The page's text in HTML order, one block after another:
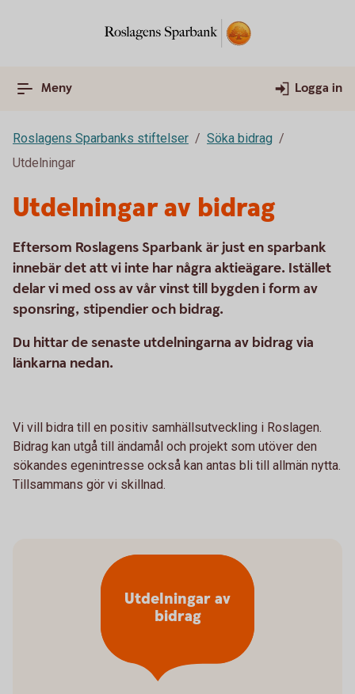
Meny Logga in
Roslagens Sparbanks stiftelser
Söka bidrag
Utdelningar
Utdelningar av bidrag
Eftersom Roslagens Sparbank är just en sparbank
innebär det att vi inte har några aktieägare. Istället
delar vi med oss av vår vinst till bygden i form av
sponsring, stipendier och bidrag.
Du hittar de senaste utdelningarna av bidrag via
länkarna nedan.
Vi vill bidra till en positiv samhällsutveckling i Roslagen.
Bidrag kan utgå till ändamål och projekt som utöver den
sökandes egenintresse också kan antas bli till allmän nytta.
Tillsammans gör vi skillnad.
Utdelningar av
bidrag